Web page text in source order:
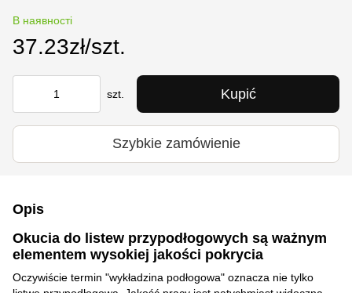
В наявності
37.23zł/szt.
szt. Kupić
Szybkie zamówienie
Opis
Okucia do listew przypodłogowych są ważnym
elementem wysokiej jakości pokrycia
Oczywiście termin "wykładzina podłogowa" oznacza nie tylko